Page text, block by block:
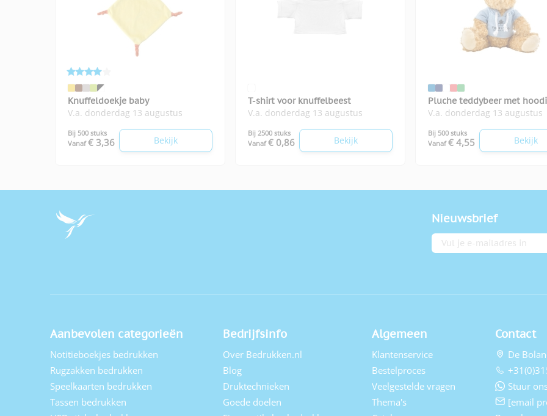
Knuffeldoekje baby
V.a. donderdag 13 augustus
Bij 500 stuks
Vanaf € 3,36 Bekijk
T-shirt voor knuffelbeest
V.a. donderdag 13 augustus
Bij 2500 stuks
Vanaf € 0,86 Bekijk
Pluche teddybeer met
V.a. donderdag 13 augustus
Bij 500 stuks
Vanaf € 4,55 Bekijk
Nieuwsbrief
E-mailadres
Aanbevolen categorieën
Notitieboekjes bedrukken
Rugzakken bedrukken
Speelkaarten bedrukken
Tassen bedrukken
Bedrijfsinfo
Over Bedrukken.nl
Blog
Druktechnieken
Goede doelen
Algemeen
Klantenservice
Bestelproces
Veelgestelde vragen
Thema's
Contact
De
Stuur
[email